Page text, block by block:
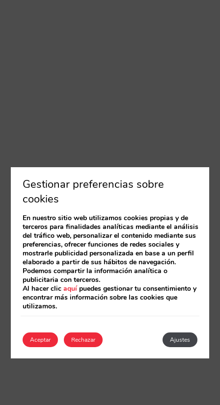
Gestionar preferencias sobre
cookies
En nuestro sitio web utilizamos cookies propias y de
terceros para finalidades analíticas mediante el análisis
del tráfico web, personalizar el contenido mediante sus
preferencias, ofrecer funciones de redes sociales y
mostrarle publicidad personalizada en base a un perfil
elaborado a partir de sus hábitos de navegación.
Podemos compartir la información analítica o
publicitaria con terceros.
Al hacer clicaquípuedes gestionar tu consentimiento y
encontrar más información sobre las cookies que
utilizamos.
Aceptar Ajustes
Rechazar